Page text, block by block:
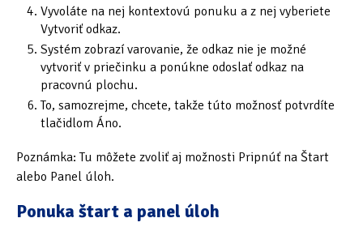
Vyvoláte na nej kontextovú ponuku a z nej vyberiete
Vytvoriť odkaz.
Systém zobrazí varovanie, že odkaz nie je možné
vytvoriť v priečinku a ponúkne odoslať odkaz na
pracovnú plochu.
To, samozrejme, chcete, takže túto možnosť potvrdíte
tlačidlom Áno.
Poznámka: Tu môžete zvoliť aj možnosti Pripnúť na Štart
alebo Panel úloh.
Ponuka štart a panel úloh